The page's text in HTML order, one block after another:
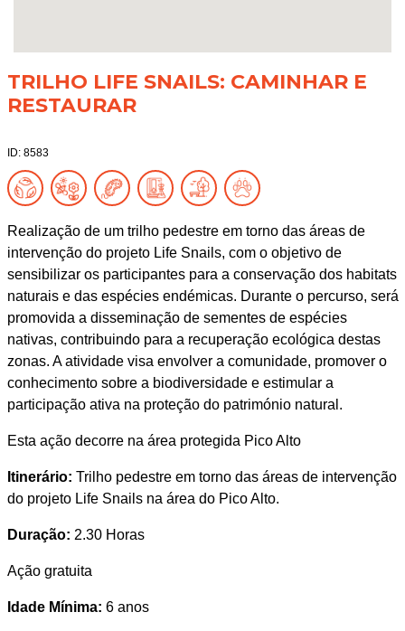
TRILHO LIFE SNAILS: CAMINHAR E
RESTAURAR
ID: 8583
Realização de um trilho pedestre em torno das áreas de
intervenção do projeto Life Snails, com o objetivo de
sensibilizar os participantes para a conservação dos habitats
naturais e das espécies endémicas. Durante o percurso, será
promovida a disseminação de sementes de espécies
nativas, contribuindo para a recuperação ecológica destas
zonas. A atividade visa envolver a comunidade, promover o
conhecimento sobre a biodiversidade e estimular a
participação ativa na proteção do património natural.
Esta ação decorre na área protegida Pico Alto
Itinerário: Trilho pedestre em torno das áreas de intervenção
do projeto Life Snails na área do Pico Alto.
Duração: 2.30 Horas
Ação gratuita
Idade Mínima: 6 anos